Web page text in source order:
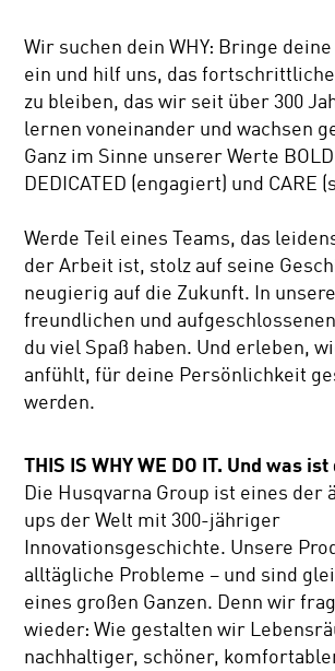
Wir suchen dein WHY: Bringe
ein und hilf uns, das
zu bleiben, das wir seit über 300
lernen voneinander und wachsen
Ganz im Sinne unserer Werte
DEDICATED (engagiert) und CARE
Werde Teil eines Teams, das
der Arbeit ist, stolz auf seine
neugierig auf die Zukunft. In
freundlichen und
du viel Spaß haben. Und erleben,
anfühlt, für deine Persönlichkeit
werden.
THIS IS WHY WE DO IT. Und was
Die Husqvarna Group ist eines der
ups der Welt mit 300-jähriger
Innovationsgeschichte. Unsere
alltägliche Probleme – und sind
eines großen Ganzen. Denn wir
wieder: Wie gestalten wir
nachhaltiger, schöner,